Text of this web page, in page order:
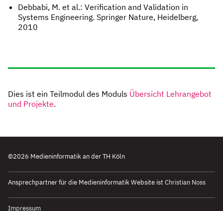
Debbabi, M. et al.: Verification and Validation in
Systems Engineering. Springer Nature, Heidelberg,
2010
Dies ist ein Teilmodul des Moduls Übersicht Lehrangebot
und Projekte.
©2026 Medieninformatik an der TH Köln
Ansprechpartner für die Medieninformatik Website ist Christian Noss
Impressum